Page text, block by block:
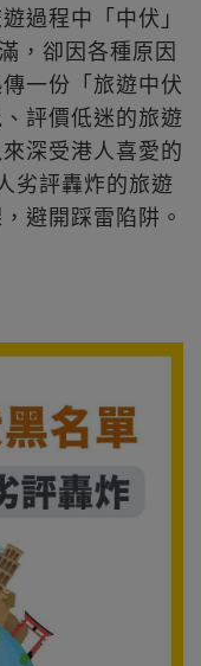
過程中「中伏」
，卻因各種原因
一份「旅遊中伏
評價低迷的旅遊
深受港人喜愛的
劣評轟炸的旅遊
避開踩雷陷阱。